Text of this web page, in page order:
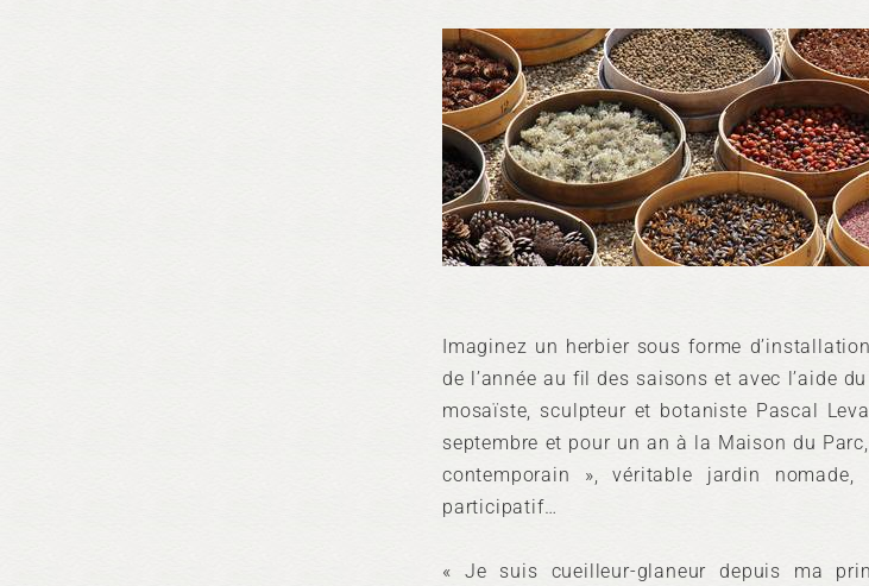
Imaginez un herbier sous forme
de l’année au fil des saisons et avec l’aide
mosaïste, sculpteur et botaniste Pascal
septembre et pour un an à la Maison du
contemporain », véritable jardin
participatif…
« Je suis cueilleur-glaneur depuis ma